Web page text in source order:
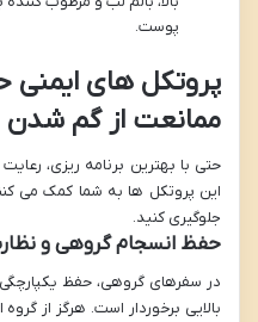
پوست.
پروتکل های ایمنی
ممانعت از گم شدن
حتی با بهترین برنامه ریزی،
این پروتکل ها به شما کمک می
جلوگیری کنید.
حفظ انسجام گروهی و
در سفرهای گروهی، حفظ
بالایی برخوردار است. هرگز از